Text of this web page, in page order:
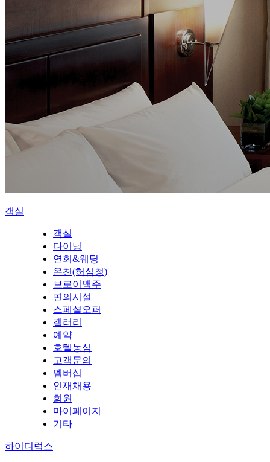
객실
객실
다이닝
연회&웨딩
온천(허심청)
브로이맥주
편의시설
스페셜오퍼
갤러리
예약
호텔농심
고객문의
멤버십
인재채용
회원
마이페이지
기타
하이디럭스